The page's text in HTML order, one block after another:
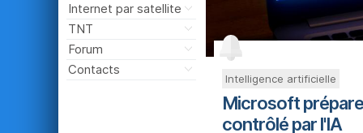
Internet par satellite
TNT
Forum
Contacts
Intelligence artificielle
Microsoft
contrôlé par l'IA